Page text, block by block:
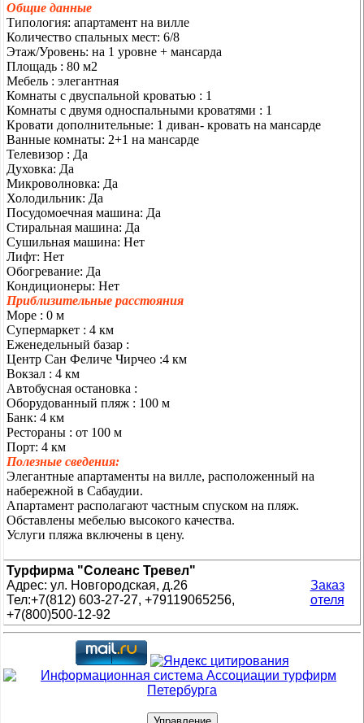
Общие данные
Типология: апартамент на вилле
Количество спальных мест: 6/8
Этаж/Уровень: на 1 уровне + мансарда
Площадь : 80 м2
Мебель : элегантная
Комнаты с двуспальной кроватью : 1
Комнаты с двумя односпальными кроватями : 1
Кровати дополнительные: 1 диван- кровать на мансарде
Ванные комнаты: 2+1 на мансарде
Телевизор : Да
Духовка: Да
Микроволновка: Да
Холодильник: Да
Посудомоечная машина: Да
Стиральная машина: Да
Сушильная машина: Нет
Лифт: Нет
Обогревание: Да
Кондиционеры: Нет
Приблизительные расстояния
Море : 0 м
Супермаркет : 4 км
Еженедельный базар :
Центр Сан Феличе Чирчео :4 км
Вокзал : 4 км
Автобусная остановка :
Оборудованный пляж : 100 м
Банк: 4 км
Рестораны : от 100 м
Порт: 4 км
Полезные сведения:
Элегантные апартаменты на вилле, расположенный на
набережной в Сабаудии.
Апартамент располагают частным спуском на пляж.
Обставлены мебелью высокого качества.
Услуги пляжа включены в цену.
Турфирма "Солеанс Тревел"
Адрес: ул. Новгородская, д.26
Тел:+7(812) 603-27-27, +79119065256,
+7(800)500-12-92
Заказ
отеля